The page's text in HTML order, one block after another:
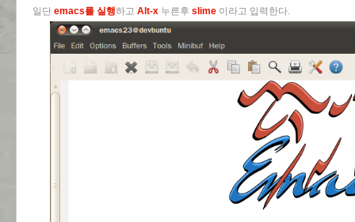
일단 emacs를 실행하고 Alt-x 누른후 slime 이라고 입력한다.